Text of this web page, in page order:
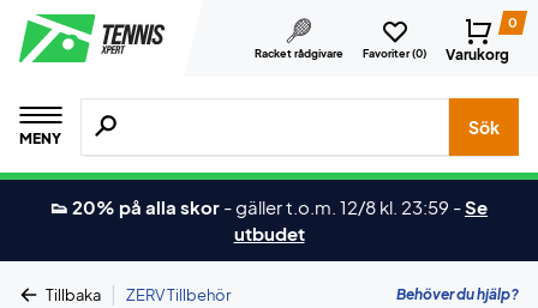
Racket rådgivare Favoriter (0)
0
Varukorg
MENY
Sök efter produkter, märken osv.
Sök
👟 20% på alla skor -gäller t.o.m. 12/8 kl. 23:59 -Se
utbudet
Tillbaka | ZERV Tillbehör Behöver du hjälp?